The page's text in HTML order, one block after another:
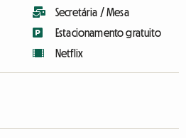
Secretária / Mesa
Estacionamento gratuito
Netflix